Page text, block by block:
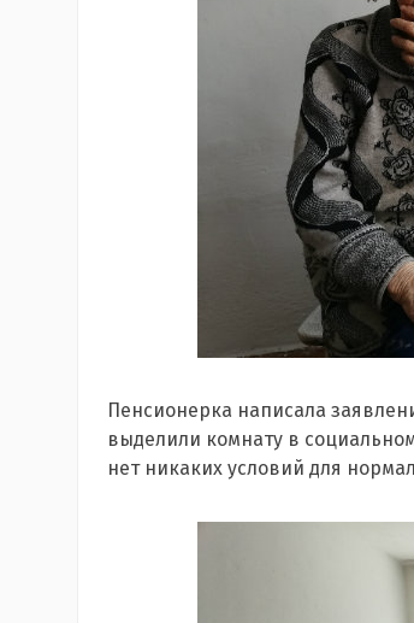
Пенсионерка написала
выделили комнату в
нет никаких условий для